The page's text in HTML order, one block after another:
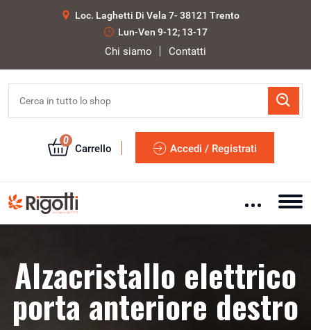
Loc. Laghetti Di Vela 7- 38121 Trento
Lun-Ven 9-12; 13-17
Chi siamo Contatti
0
Carrello Accedi / Registrati
Alzacristallo elettrico
porta anteriore destro